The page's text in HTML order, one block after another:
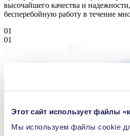
Этот сайт использует файлы
Мы используем файлы сookie
высочайшего качества и
бесперебойную работу в течение
01
01